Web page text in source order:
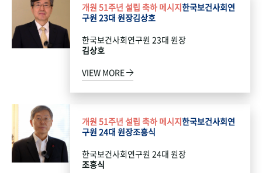
개원 51주년 설립 축하 메시지한국보건사회연
구원 23대 원장김상호
한국보건사회연구원 23대 원장
김상호
VIEW MORE
개원 51주년 설립 축하 메시지한국보건사회연
구원 24대 원장조흥식
한국보건사회연구원 24대 원장
조흥식